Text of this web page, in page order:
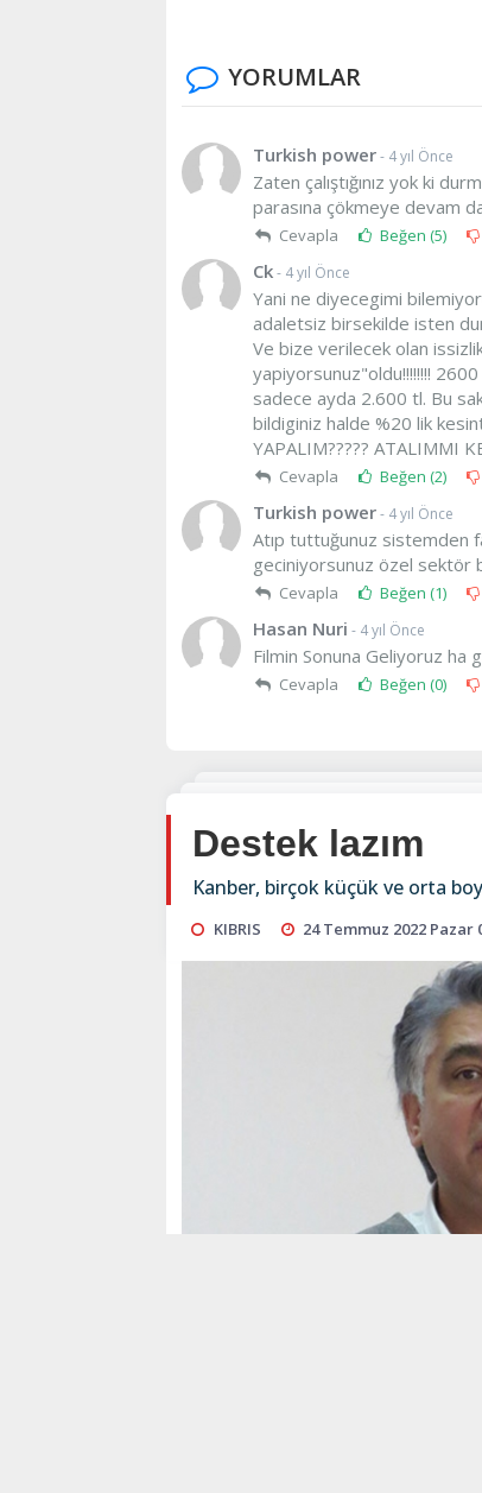
YORUMLAR
Turkish power- 4 yıl Önce
Zaten çalıştığınız yok ki
parasına çökmeye devam
Cevapla Beğen (5)
Ck- 4 yıl Önce
Yani ne diyecegimi
adaletsiz birsekilde isten
Ve bize verilecek olan
yapiyorsunuz"oldu!!!!!!!!
sadece ayda 2.600 tl. Bu
bildiginiz halde %20 lik
YAPALIM????? ATALIMMI
Cevapla Beğen (2)
Turkish power- 4 yıl Önce
Atıp tuttuğunuz sistemden
geciniyorsunuz özel sektör
Cevapla Beğen (1)
Hasan Nuri - 4 yıl Önce
Filmin Sonuna Geliyoruz ha
Cevapla Beğen (0)
Destek lazım
Kanber, birçok küçük ve orta
KIBRIS 24 Temmuz 2022 Pazar